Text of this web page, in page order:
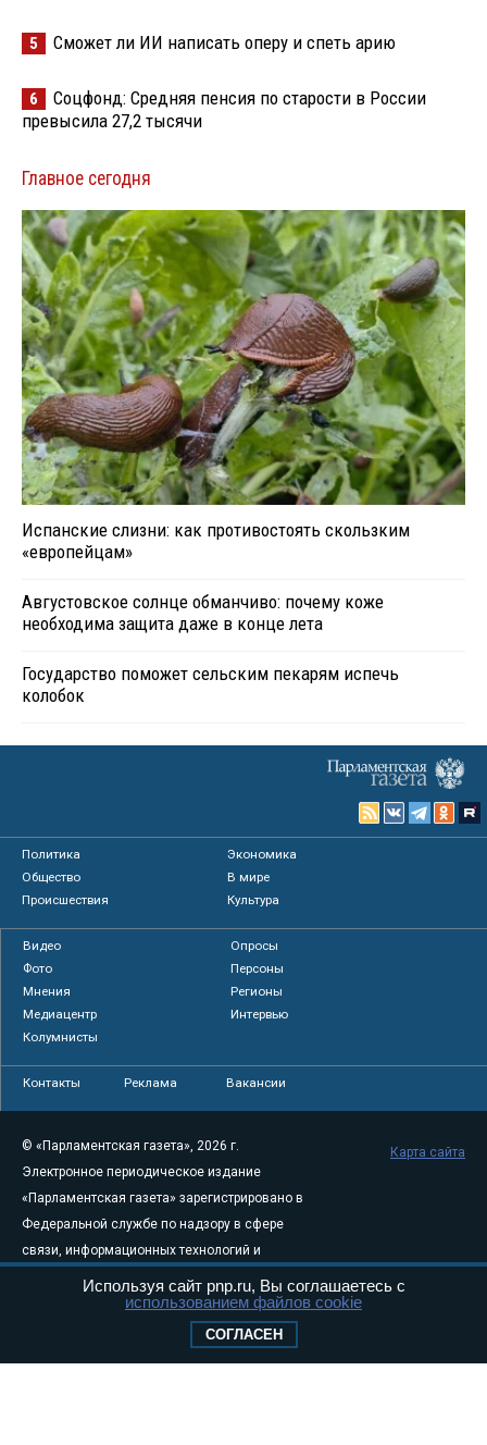
5 Сможет ли ИИ написать оперу и спеть арию
6
Соцфонд: Средняя пенсия по старости в России
превысила 27,2 тысячи
Главное сегодня
Испанские слизни: как противостоять скользким
«европейцам»
Августовское солнце обманчиво: почему коже
необходима защита даже в конце лета
Государство поможет сельским пекарям испечь
колобок
Политика
Экономика
Общество
В мире
Происшествия
Культура
Видео
Опросы
Фото
Персоны
Мнения
Регионы
Медиацентр
Интервью
Колумнисты
Контакты Реклама Вакансии
© «Парламентская газета», 2026 г.
Электронное периодическое издание
«Парламентская газета» зарегистрировано в
Федеральной службе по надзору в сфере
связи, информационных технологий и
массовых коммуникаций (Роскомнадзор) 05
августа 2011 года. 18+
Свидетельство о регистрации Эл № ФС77-
Карта сайта
Используя сайт pnp.ru, Вы соглашаетесь с
использованием файлов cookie
СОГЛАСЕН